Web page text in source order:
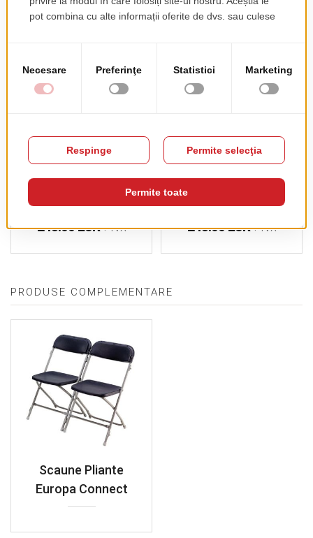
Mese Pliante T-Table
248.00 EUR+ TVA
Mese Pliante T-Flat
248.00 EUR+ TVA
PRODUSE COMPLEMENTARE
Scaune Pliante
Europa Connect